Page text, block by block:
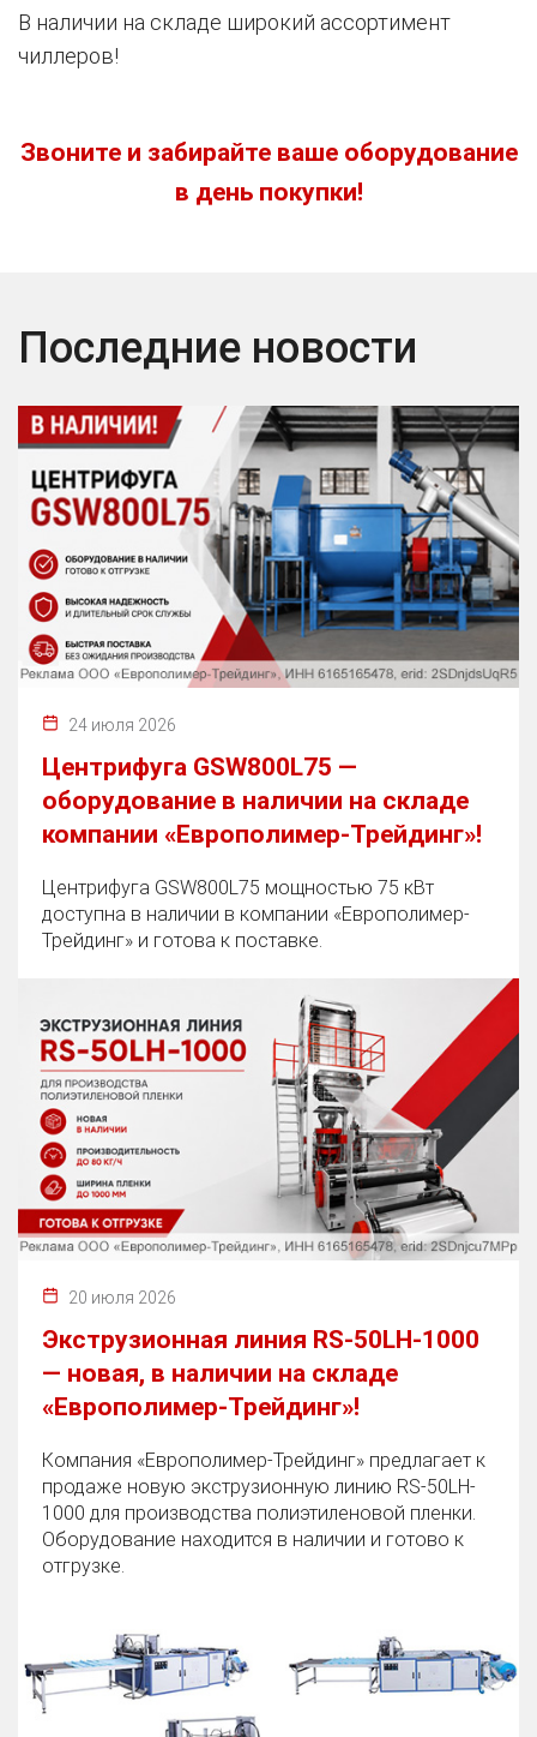
В наличии на складе широкий ассортимент
чиллеров!
Звоните и забирайте ваше оборудование
в день покупки!
Последние новости
24 июля 2026
Центрифуга GSW800L75 —
оборудование в наличии на складе
компании «Европолимер-Трейдинг»!
Центрифуга GSW800L75 мощностью 75 кВт
доступна в наличии в компании «Европолимер-
Трейдинг» и готова к поставке.
20 июля 2026
Экструзионная линия RS-50LH-1000
— новая, в наличии на складе
«Европолимер-Трейдинг»!
Компания «Европолимер-Трейдинг» предлагает к
продаже новую экструзионную линию RS-50LH-
1000 для производства полиэтиленовой пленки.
Оборудование находится в наличии и готово к
отгрузке.